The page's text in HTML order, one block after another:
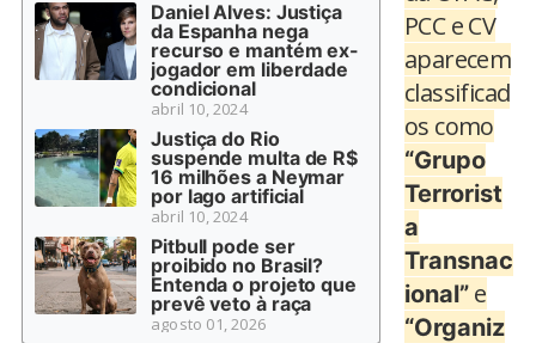
Daniel Alves: Justiça
da Espanha nega
recurso e mantém ex-
jogador em liberdade
condicional
abril 10, 2024
Justiça do Rio
suspende multa de R$
16 milhões a Neymar
por lago artificial
abril 10, 2024
Pitbull pode ser
proibido no Brasil?
Entenda o projeto que
prevê veto à raça
agosto 01, 2026
PCC e CV
aparecem
classificad
os como
“Grupo
Terrorist
a
Transnac
ional” e
“Organiz